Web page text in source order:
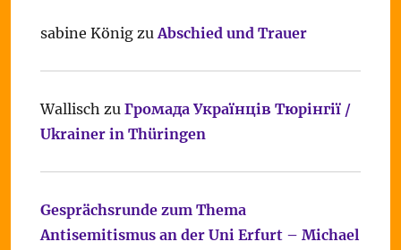
sabine KönigzuAbschied und Trauer
Wallisch zu Громада Українців Тюрінгії /
Ukrainer in Thüringen
Gesprächsrunde zum Thema
Antisemitismus an der Uni Erfurt – Michael